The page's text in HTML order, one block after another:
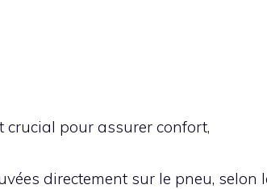
crucial pour assurer confort,
directement sur le pneu, selon